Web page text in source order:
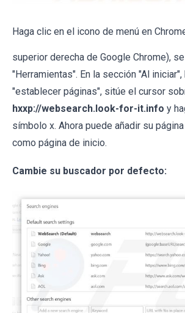
Haga clic en el icono de menú en
superior derecha de Google Chrome),
"Herramientas". En la sección "Al iniciar",
"establecer páginas", sitúe el cursor
hxxp://websearch.look-for-it.info y
símbolo x. Ahora puede añadir su
como página de inicio.
Cambie su buscador por defecto: